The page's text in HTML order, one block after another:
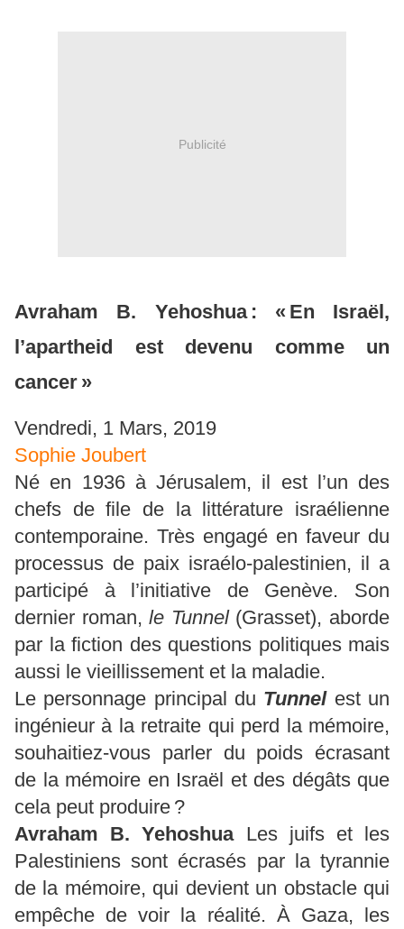
Publicité
Avraham B. Yehoshua : « En Israël,
l’apartheid est devenu comme un
cancer »
Vendredi, 1 Mars, 2019
Sophie Joubert
Né en 1936 à Jérusalem, il est l’un des
chefs de file de la littérature israélienne
contemporaine. Très engagé en faveur du
processus de paix israélo-palestinien, il a
participé à l’initiative de Genève. Son
dernier roman,le Tunnel (Grasset), aborde
par la fiction des questions politiques mais
aussi le vieillissement et la maladie.
Le personnage principal du Tunnel est un
ingénieur à la retraite qui perd la mémoire,
souhaitiez-vous parler du poids écrasant
de la mémoire en Israël et des dégâts que
cela peut produire ?
Avraham B. YehoshuaLes juifs et les
Palestiniens sont écrasés par la tyrannie
de la mémoire, qui devient un obstacle qui
empêche de voir la réalité. À Gaza, les